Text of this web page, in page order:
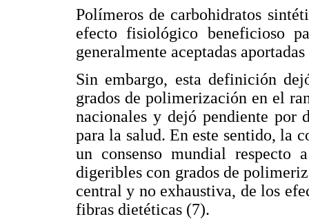
Polímeros de carbohidratos
efecto fisiológico beneficioso
generalmente aceptadas
Sin embargo, esta definición
grados de polimerización en el
nacionales y dejó pendiente por
para la salud. En este sentido, la
un consenso mundial
digeribles con grados de
central y no exhaustiva, de los
fibras dietéticas (7).